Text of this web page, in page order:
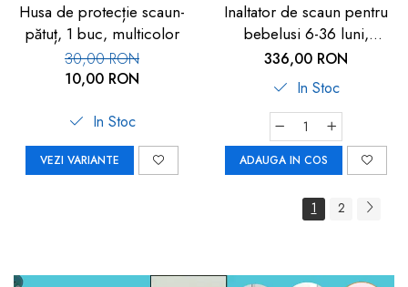
Husa de protecție scaun-
pătuț, 1 buc, multicolor
30,00 RON
10,00 RON
In Stoc
VEZI VARIANTE
Inaltator de scaun pentru
bebelusi 6-36 luni,
transportabil, din plastic
reciclat, Reer Growing
Booster Seat 85041
336,00 RON
In Stoc
ADAUGA IN COS
1 2